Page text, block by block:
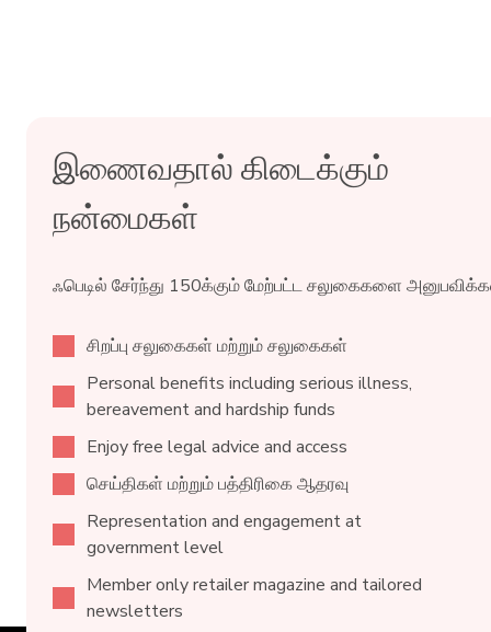
இணைவதால் கிடைக்கும்
நன்மைகள்
ஃபெடில் சேர்ந்து 150க்கும் மேற்பட்ட சலுகைகளை
சிறப்பு சலுகைகள் மற்றும் சலுகைகள்
Personal benefits including serious illness,
bereavement and hardship funds
Enjoy free legal advice and access
செய்திகள் மற்றும் பத்திரிகை ஆதரவு
Representation and engagement at
government level
Member only retailer magazine and tailored
newsletters